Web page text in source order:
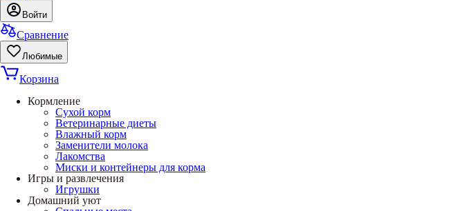
Войти
Сравнение
Любимые
Корзина
Кормление
Сухой корм
Ветеринарные диеты
Влажный корм
Заменители молока
Лакомства
Миски и контейнеры для корма
Игры и развлечения
Игрушки
Домашний уют